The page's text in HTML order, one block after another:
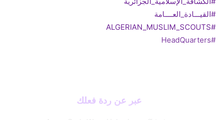
#القيـــادة_العــــامة
#ALGERIAN_MUSLIM_SCOUTS
#HeadQuarters
عبر عن ردة فعلك